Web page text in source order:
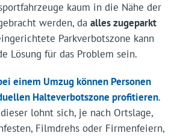
kaum in die Nähe der
werden, da alles zugeparkt
Parkverbotszone kann
Lösung für das Problem sein.
einem Umzug können Personen
Halteverbotszone profitieren.
lohnt sich, je nach Ortslage,
Filmdrehs oder Firmenfeiern,